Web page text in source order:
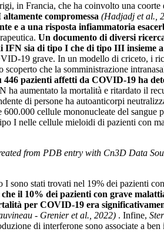
in Francia, che ha coinvolto una
compromessa (Hadjadj et al.,
e a una risposta infiammatoria
Un documento di diversi
sia di tipo I che di tipo III insieme a
19 grave. In un modello di criceto, i
scoperto che la somministrazione
pazienti affetti da COVID-19 ha
ha aumentato la mortalità e ritardato il
di persone ha autoanticorpi
cellule mononucleate del
I nelle cellule mieloidi di pazienti con
from PDB entry with Cn3D Data
stati trovati nel 19% dei pazienti
il 10% dei pazienti con grave
per COVID-19 era
‐ Grenier et al., 2022) . Infine,
di interferone sono associate a